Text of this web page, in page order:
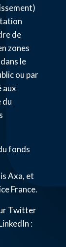
de
zones
le
ou par
aux
du
fonds
Axa, et
France.
Twitter
: